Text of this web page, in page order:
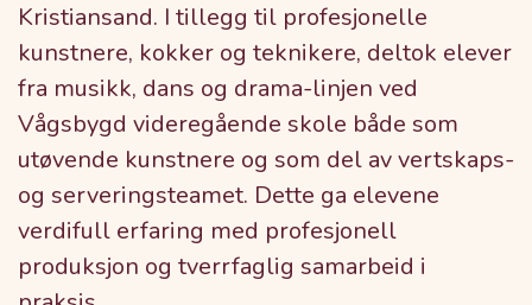
Kristiansand. I tillegg til profesjonelle
kunstnere, kokker og teknikere, deltok elever
fra musikk, dans og drama-linjen ved
Vågsbygd videregående skole både som
utøvende kunstnere og som del av vertskaps-
og serveringsteamet. Dette ga elevene
verdifull erfaring med profesjonell
produksjon og tverrfaglig samarbeid i